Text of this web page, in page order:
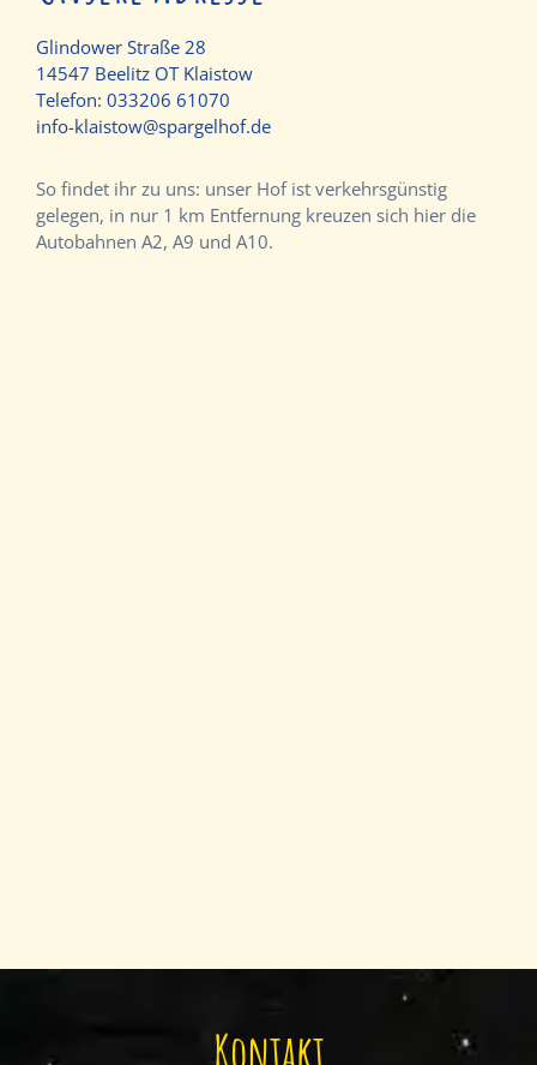
Glindower Straße 28
14547 Beelitz OT Klaistow
Telefon: 033206 61070
info-klaistow@spargelhof.de
So findet ihr zu uns: unser Hof ist verkehrsgünstig
gelegen, in nur 1 km Entfernung kreuzen sich hier die
Autobahnen A2, A9 und A10.
Kontakt